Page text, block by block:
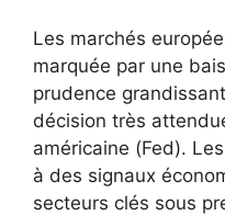
Les marchés
marquée par une
prudence
décision très
américaine (Fed).
à des signaux
secteurs clés sous